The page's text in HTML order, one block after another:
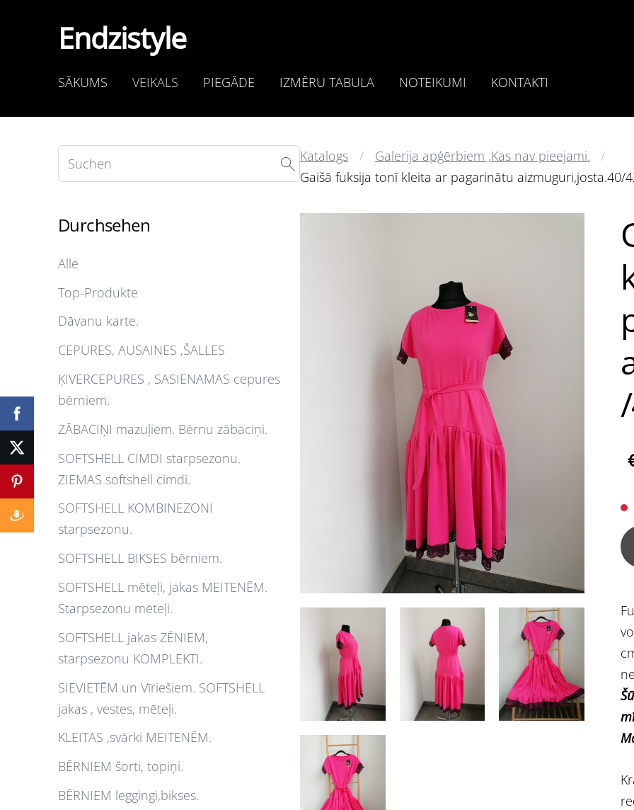
Endzistyle
SĀKUMS VEIKALS PIEGĀDE IZMĒRU TABULA NOTEIKUMI KONTAKTI
Durchsehen
Alle
Top-Produkte
Dāvanu karte.
CEPURES, AUSAINES ,ŠALLES
ĶIVERCEPURES , SASIENAMAS cepures
bērniem.
ZĀBACIŅI mazuļiem. Bērnu zābaciņi.
SOFTSHELL CIMDI starpsezonu.
ZIEMAS softshell cimdi.
SOFTSHELL KOMBINEZONI
starpsezonu.
SOFTSHELL BIKSES bērniem.
SOFTSHELL mēteļi, jakas MEITENĒM.
Starpsezonu mēteļi.
SOFTSHELL jakas ZĒNIEM,
starpsezonu KOMPLEKTI.
SIEVIETĒM un Vīriešiem. SOFTSHELL
jakas , vestes, mēteļi.
KLEITAS ,svārki MEITENĒM.
BĒRNIEM šorti, topiņi.
BĒRNIEM leggingi,bikses.
Katalogs
Galerija apģērbiem ,Kas nav pieejami.
Gaišā fuksija tonī kleita ar pagarinātu aizmuguri,josta.40/